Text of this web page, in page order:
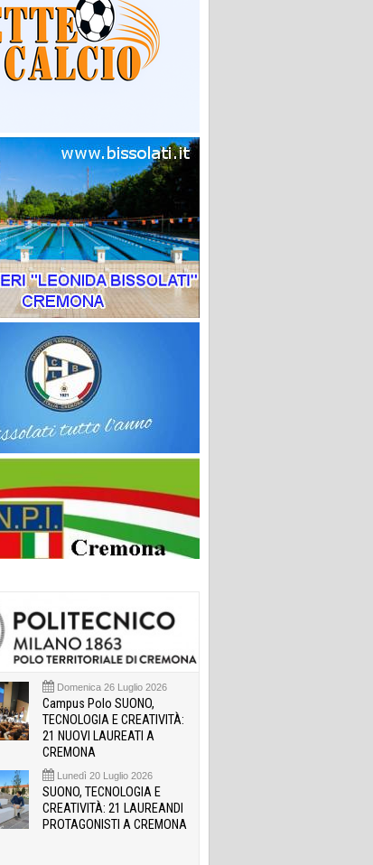
Domenica 26 Luglio 2026
Campus Polo SUONO,
TECNOLOGIA E CREATIVITÀ:
21 NUOVI LAUREATI A
CREMONA
Lunedì 20 Luglio 2026
SUONO, TECNOLOGIA E
CREATIVITÀ: 21 LAUREANDI
PROTAGONISTI A CREMONA